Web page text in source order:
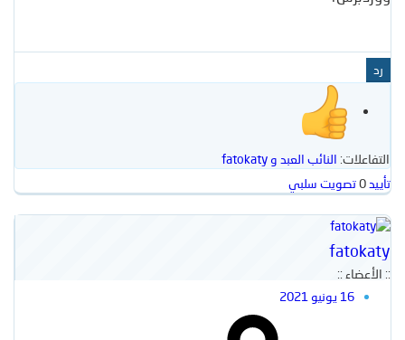
رد
التفاعلات: النائب العبد و fatokaty
تأييد0تصويت سلبي
fatokaty
:: الأعضاء ::
16 يونيو 2021